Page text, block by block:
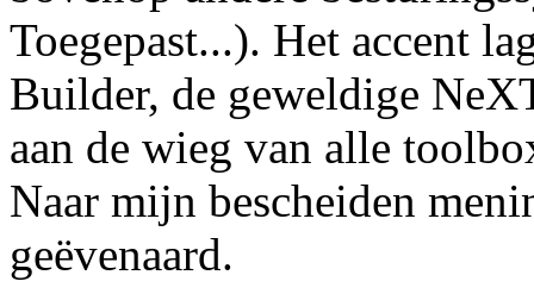
Toegepast...). Het accent
Builder, de geweldige
aan de wieg van alle
Naar mijn bescheiden
geëvenaard.